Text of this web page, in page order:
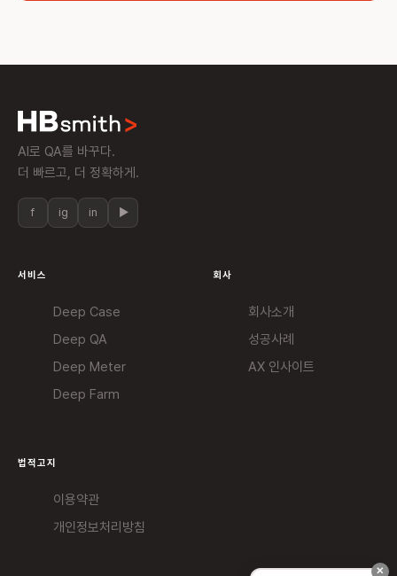
AI로 QA를 바꾸다.
더 빠르고, 더 정확하게.
f ig in ▶
서비스
Deep Case
Deep QA
Deep Meter
Deep Farm
회사
회사소개
성공사례
AX 인사이트
법적고지
이용약관
개인정보처리방침
✕